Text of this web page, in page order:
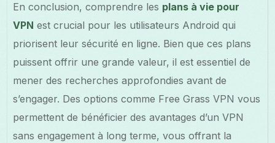
En conclusion, comprendre les plans à vie pour
VPN est crucial pour les utilisateurs Android qui
priorisent leur sécurité en ligne. Bien que ces plans
puissent offrir une grande valeur, il est essentiel de
mener des recherches approfondies avant de
s’engager. Des options comme Free Grass VPN vous
permettent de bénéficier des avantages d’un VPN
sans engagement à long terme, vous offrant la